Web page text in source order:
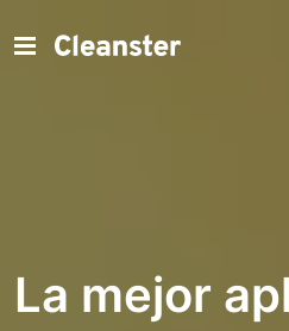
La mejor